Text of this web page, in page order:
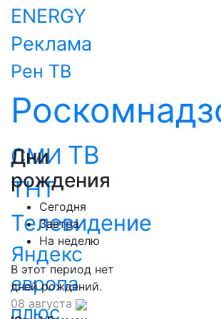
ENERGY
Реклама
Рен ТВ
СМИ ТВ
ТНТ
Телевидение
Яндекс
европа
плюс
Дни
рождения
Сегодня
Завтра
На неделю
В этот период нет
дней рождений.
08 августа